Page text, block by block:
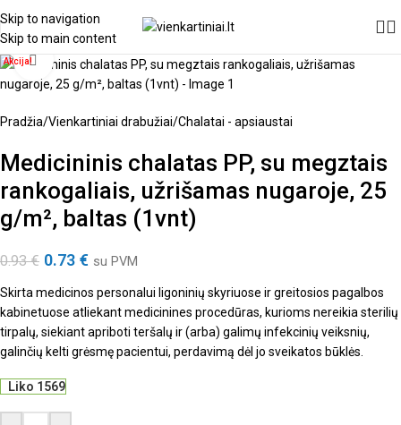
Skip to navigation
Skip to main content
Akcija! Spustelėkite, kad padidintumėte
Pradžia/Vienkartiniai drabužiai/Chalatai - apsiaustai
Medicininis chalatas PP, su megztais
rankogaliais, užrišamas nugaroje, 25
g/m², baltas (1vnt)
0.93€ 0.73 € su PVM
Skirta medicinos personalui ligoninių skyriuose ir greitosios pagalbos
kabinetuose atliekant medicinines procedūras, kurioms nereikia sterilių
tirpalų, siekiant apriboti teršalų ir (arba) galimų infekcinių veiksnių,
galinčių kelti grėsmę pacientui, perdavimą dėl jo sveikatos būklės.
Liko 1569